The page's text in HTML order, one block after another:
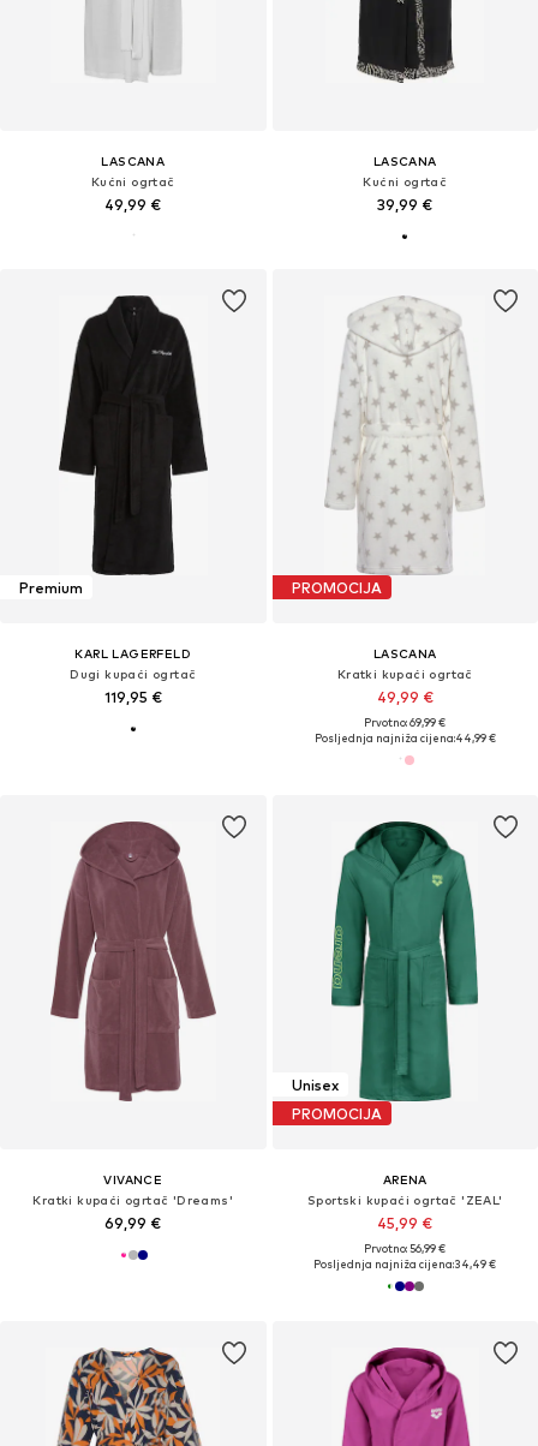
LASCANA
Kućni ogrtač
49,99 €
LASCANA
Kućni ogrtač
39,99 €
Premium
KARL LAGERFELD
Dugi kupaći ogrtač
119,95 €
PROMOCIJA
LASCANA
Kratki kupaći ogrtač
49,99 €
Prvotno: 69,99 €
Posljednja najniža cijena:44,99 €
VIVANCE
Kratki kupaći ogrtač 'Dreams'
69,99 €
Unisex
PROMOCIJA
ARENA
Sportski kupaći ogrtač 'ZEAL'
45,99 €
Prvotno: 56,99 €
Posljednja najniža cijena:34,49 €